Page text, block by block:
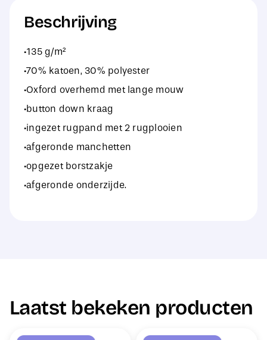
Beschrijving
·135 g/m²
·70% katoen, 30% polyester
·Oxford overhemd met lange mouw
·button down kraag
·ingezet rugpand met 2 rugplooien
·afgeronde manchetten
·opgezet borstzakje
·afgeronde onderzijde.
Laatst bekeken producten